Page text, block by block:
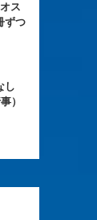
ス
ずつ
し
）